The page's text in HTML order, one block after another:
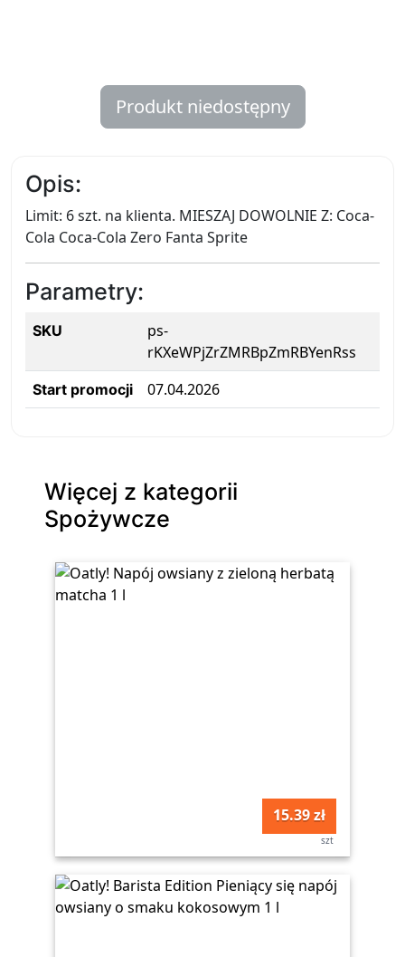
Produkt niedostępny
Opis:
Limit: 6 szt. na klienta. MIESZAJ DOWOLNIE Z: Coca-
Cola Coca-Cola Zero Fanta Sprite
Parametry:
SKU
ps-
rKXeWPjZrZMRBpZmRBYenRss
Start promocji 07.04.2026
Więcej z kategorii
Spożywcze
15.39 zł
szt